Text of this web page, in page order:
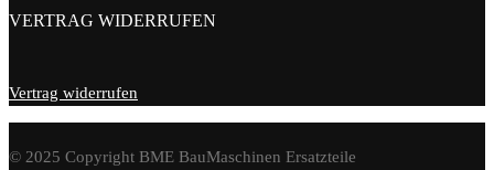
VERTRAG WIDERRUFEN
Vertrag widerrufen
© 2025 Copyright BME BauMaschinen Ersatzteile